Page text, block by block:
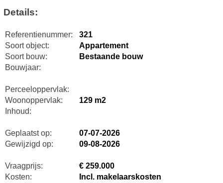
Details:
Referentienummer:
321
Soort object:
Appartement
Soort bouw:
Bestaande bouw
Bouwjaar:
Perceeloppervlak:
Woonoppervlak:
129 m2
Inhoud:
Geplaatst op:
07-07-2026
Gewijzigd op:
09-08-2026
Vraagprijs:
€ 259.000
Kosten:
Incl. makelaarskosten